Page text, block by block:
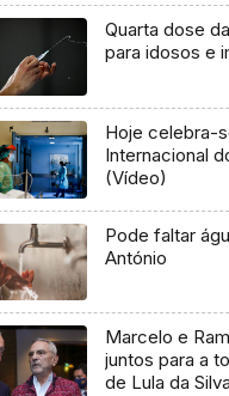
Quarta dose
para idosos e
Hoje celebra-
Internacional
(Vídeo)
Pode faltar
António
Marcelo e
juntos para a
de Lula da Silva